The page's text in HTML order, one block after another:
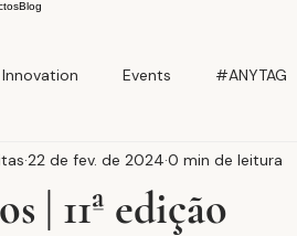
Blog
Innovation Events #ANYTAG
| 11ª edição
22 de fev. de 2024 0 min de leitura